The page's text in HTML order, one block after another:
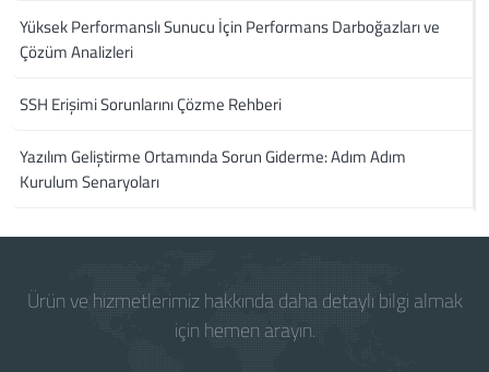
Yüksek Performanslı Sunucu İçin Performans Darboğazları ve
Çözüm Analizleri
SSH Erişimi Sorunlarını Çözme Rehberi
Yazılım Geliştirme Ortamında Sorun Giderme: Adım Adım
Kurulum Senaryoları
Ürün ve hizmetlerimiz hakkında daha detaylı bilgi almak
için hemen arayın.